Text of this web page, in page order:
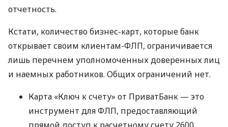
отчетность.
Кстати, количество бизнес-карт, которые банк
открывает своим клиентам-ФЛП, ограничивается
лишь перечнем уполномоченных доверенных лиц
и наемных работников. Общих ограничений нет.
Карта «Ключ к счету» от ПриватБанк — это
инструмент для ФЛП, предоставляющий